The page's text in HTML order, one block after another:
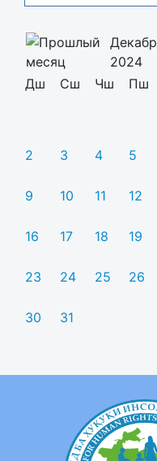
Декабр
2024
Дш
Сш Чш Пш
2 3 4 5
9 10 11 12
16 17 18 19
23 24 25 26
30 31